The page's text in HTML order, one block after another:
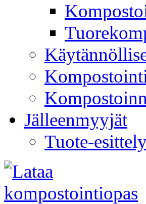
Jälleenmyyjät
Tuote-